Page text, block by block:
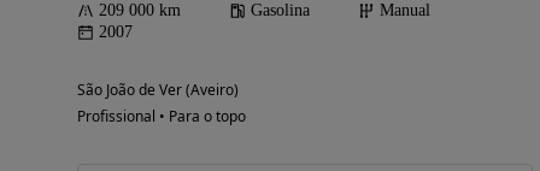
209 000 km Gasolina
Manual
2007
São João de Ver (Aveiro)
Profissional • Para o topo